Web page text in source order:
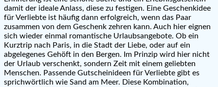
damit der ideale Anlass, diese zu festigen. Eine Geschenkidee
für Verliebte ist häufig dann erfolgreich, wenn das Paar
zusammen von dem Geschenk zehren kann. Auch hier eignen
sich wieder einmal romantische Urlaubsangebote. Ob ein
Kurztrip nach Paris, in die Stadt der Liebe, oder auf ein
abgelegenes Gehöft in den Bergen. Im Prinzip wird hier nicht
der Urlaub verschenkt, sondern Zeit mit einem geliebten
Menschen. Passende Gutscheinideen für Verliebte gibt es
sprichwörtlich wie Sand am Meer. Diese Kombination,